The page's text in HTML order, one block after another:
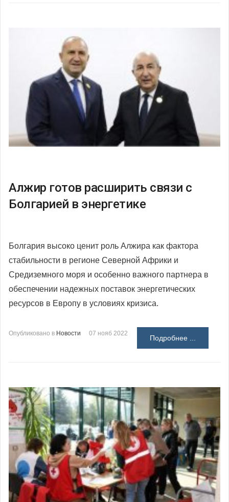
Алжир готов расширить связи с
Болгарией в энергетике
Болгария высоко ценит роль Алжира как фактора
стабильности в регионе Северной Африки и
Средиземного моря и особенно важного партнера в
обеспечении надежных поставок энергетических
ресурсов в Европу в условиях кризиса.
Опубликовано в Новости 07 нояб 2022
Подробнее ...